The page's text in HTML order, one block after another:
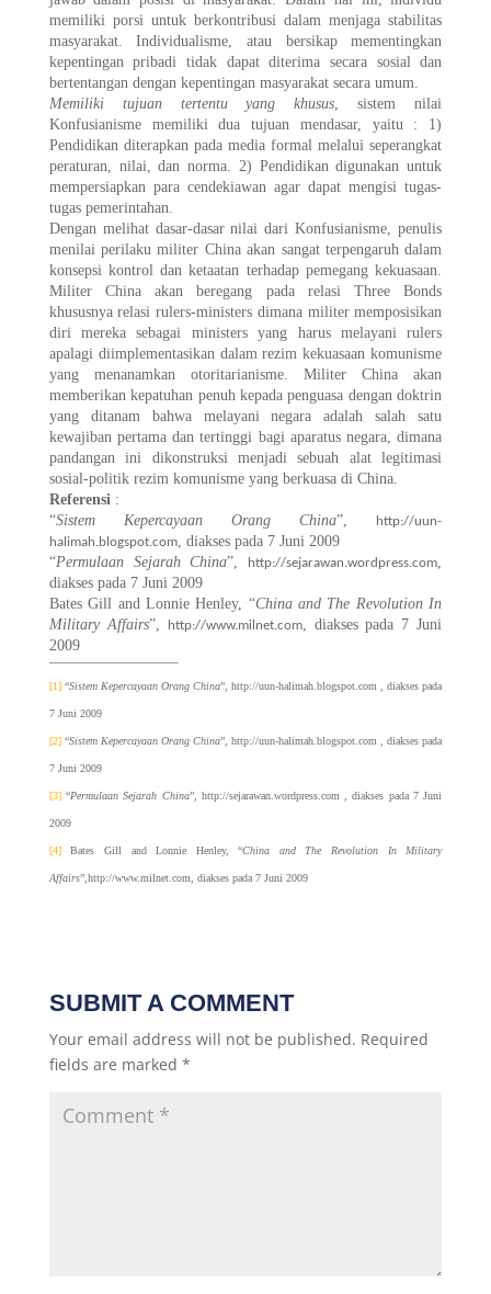
memiliki porsi untuk berkontribusi dalam menjaga stabilitas
masyarakat. Individualisme, atau bersikap mementingkan
kepentingan pribadi tidak dapat diterima secara sosial dan
bertentangan dengan kepentingan masyarakat secara umum.
Memiliki tujuan tertentu yang khusus, sistem nilai
Konfusianisme memiliki dua tujuan mendasar, yaitu : 1)
Pendidikan diterapkan pada media formal melalui seperangkat
peraturan, nilai, dan norma. 2) Pendidikan digunakan untuk
mempersiapkan para cendekiawan agar dapat mengisi tugas-
tugas pemerintahan.
Dengan melihat dasar-dasar nilai dari Konfusianisme, penulis
menilai perilaku militer China akan sangat terpengaruh dalam
konsepsi kontrol dan ketaatan terhadap pemegang kekuasaan.
Militer China akan beregang pada relasi Three Bonds
khususnya relasi rulers-ministers dimana militer memposisikan
diri mereka sebagai ministers yang harus melayani rulers
apalagi diimplementasikan dalam rezim kekuasaan komunisme
yang menanamkan otoritarianisme. Militer China akan
memberikan kepatuhan penuh kepada penguasa dengan doktrin
yang ditanam bahwa melayani negara adalah salah satu
kewajiban pertama dan tertinggi bagi aparatus negara, dimana
pandangan ini dikonstruksi menjadi sebuah alat legitimasi
sosial-politik rezim komunisme yang berkuasa di China.
Referensi:
“Sistem Kepercayaan Orang China”,
http://uun-
halimah.blogspot.com, diakses pada 7 Juni 2009
“Permulaan Sejarah China”, http://sejarawan.wordpress.com,
diakses pada 7 Juni 2009
Bates Gill and Lonnie Henley, “China and The Revolution In
Military Affairs”, http://www.milnet.com, diakses pada 7 Juni
2009
[1] “Sistem Kepercayaan Orang China”, http://uun-halimah.blogspot.com, diakses pada
7 Juni 2009
[2] “Sistem Kepercayaan Orang China”, http://uun-halimah.blogspot.com, diakses pada
7 Juni 2009
[3] “Permulaan Sejarah China”, http://sejarawan.wordpress.com, diakses pada 7 Juni
2009
[4] Bates Gill and Lonnie Henley, “China and The Revolution In Military
Affairs”,http://www.milnet.com, diakses pada 7 Juni 2009
SUBMIT A COMMENT
Your email address will not be published. Required
fields are marked *